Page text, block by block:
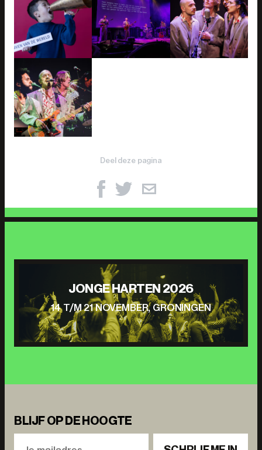
Deel deze pagina
JONGE HARTEN 2026
14 T/M 21 NOVEMBER, GRONINGEN
BLIJF OP DE HOOGTE